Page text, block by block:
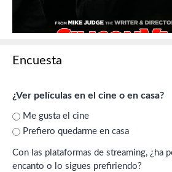
Encuesta
¿Ver películas en el cine o en casa?
Me gusta el cine
Prefiero quedarme en casa
Con las plataformas de streaming, ¿ha perdido el cine su
encanto o lo sigues prefiriendo?